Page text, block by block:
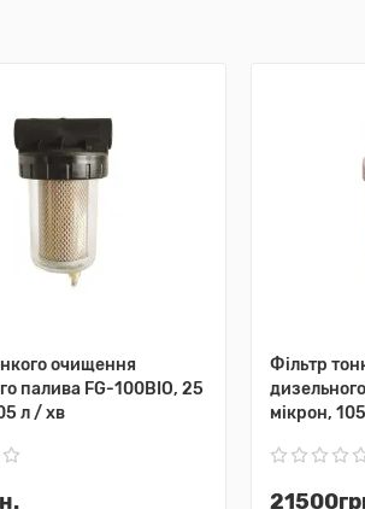
очищення
палива FG-100BIO, 25
л / хв
Фільтр
мікрон,